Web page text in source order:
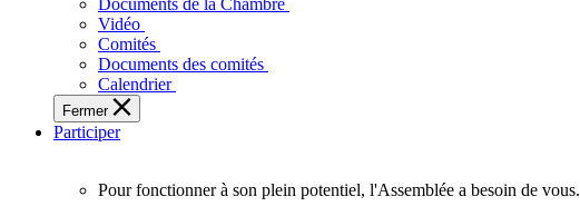
touchent
vie
des
Ontariennes
Ontariens.
Documents de la Chambre
Vidéo
Comités
Documents des comités
Calendrier
Fermer
Participer
Pour fonctionner à son plein potentiel, l'Assemblée a besoin de vous.